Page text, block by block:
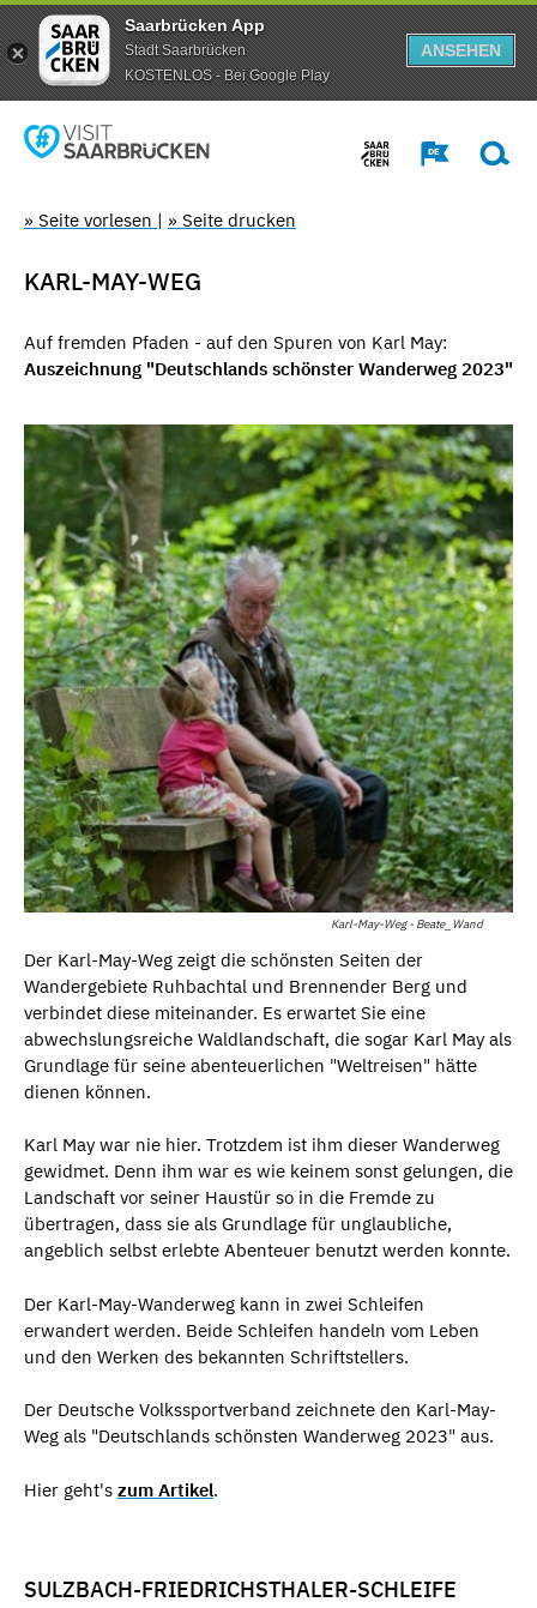
Saarbrücken App
Stadt Saarbrücken
KOSTENLOS - Bei Google Play
ANSEHEN
» Seite vorlesen | » Seite drucken
KARL-MAY-WEG
Auf fremden Pfaden - auf den Spuren von Karl May:
Auszeichnung "Deutschlands schönster Wanderweg 2023"
Karl-May-Weg - Beate_Wand
Der Karl-May-Weg zeigt die schönsten Seiten der
Wandergebiete Ruhbachtal und Brennender Berg und
verbindet diese miteinander. Es erwartet Sie eine
abwechslungsreiche Waldlandschaft, die sogar Karl May als
Grundlage für seine abenteuerlichen "Weltreisen" hätte
dienen können.
Karl May war nie hier. Trotzdem ist ihm dieser Wanderweg
gewidmet. Denn ihm war es wie keinem sonst gelungen, die
Landschaft vor seiner Haustür so in die Fremde zu
übertragen, dass sie als Grundlage für unglaubliche,
angeblich selbst erlebte Abenteuer benutzt werden konnte.
Der Karl-May-Wanderweg kann in zwei Schleifen
erwandert werden. Beide Schleifen handeln vom Leben
und den Werken des bekannten Schriftstellers.
Der Deutsche Volkssportverband zeichnete den Karl-May-
Weg als "Deutschlands schönsten Wanderweg 2023" aus.
Hier geht's zum Artikel.
SULZBACH-FRIEDRICHSTHALER-SCHLEIFE